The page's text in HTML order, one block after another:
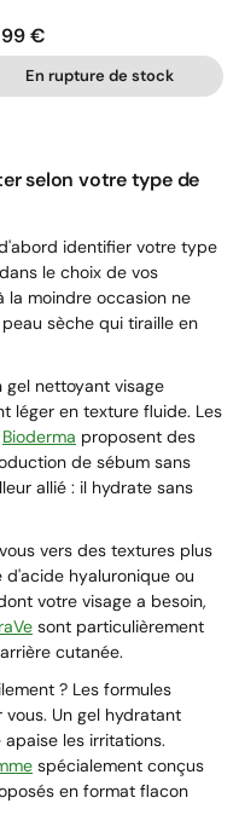
€
En rupture de stock
selon votre type de
identifier votre type
le choix de vos
la moindre occasion ne
sèche qui tiraille en
gel nettoyant visage
léger en texture fluide. Les
Bioderma proposent des
de sébum sans
allié : il hydrate sans
vers des textures plus
d'acide hyaluronique ou
votre visage a besoin,
sont particulièrement
cutanée.
? Les formules
Un gel hydratant
les irritations.
spécialement conçus
en format flacon